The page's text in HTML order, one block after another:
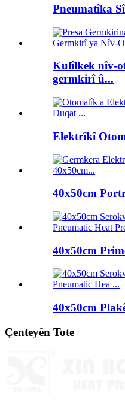
Pneumatîka
Kulîlkek nîv-
germkirî û...
Elektrîkî
40x50cm
40x50cm
40x50cm
Çenteyên Tote